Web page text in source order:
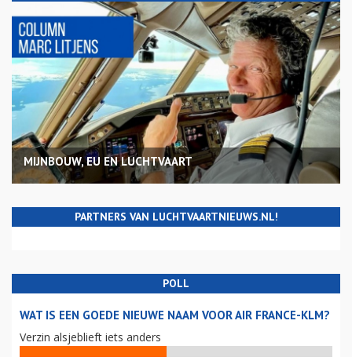
MIJNBOUW, EU EN LUCHTVAART
PARTNERS VAN LUCHTVAARTNIEUWS.NL!
POLL
WAT IS EEN GOEDE NIEUWE NAAM VOOR AIR FRANCE-KLM?
Verzin alsjeblieft iets anders